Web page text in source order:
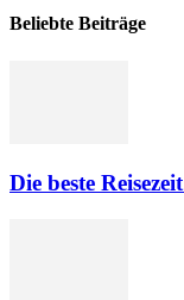
Beliebte Beiträge
Die beste